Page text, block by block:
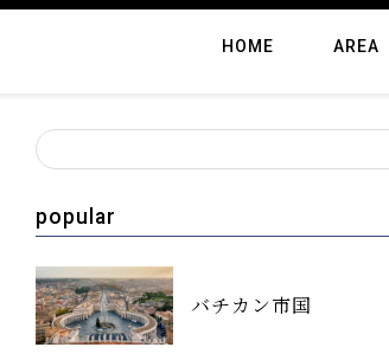
HOME AREA
popular
バチカン市国